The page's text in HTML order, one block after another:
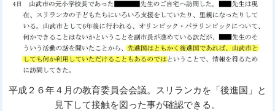
平成２６年４月の教育委員会会議。スリランカを「後進国」と
見下して接触を図った事が確認できる。